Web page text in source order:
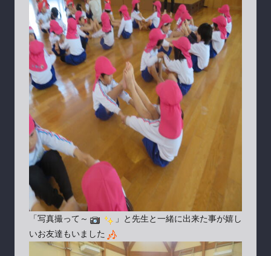
「写真撮って～
」と先生と一緒に出来た事が嬉し
いお友達もいました